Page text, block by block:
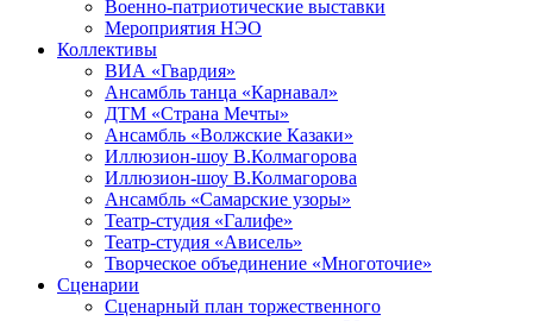
Военно-патриотические выставки
Мероприятия НЭО
Коллективы
ВИА «Гвардия»
Ансамбль танца «Карнавал»
ДТМ «Страна Мечты»
Ансамбль «Волжские Казаки»
Иллюзион-шоу В.Колмагорова
Иллюзион-шоу В.Колмагорова
Ансамбль «Самарские узоры»
Театр-студия «Галифе»
Театр-студия «Ависель»
Творческое объединение «Многоточие»
Сценарии
Сценарный план торжественного